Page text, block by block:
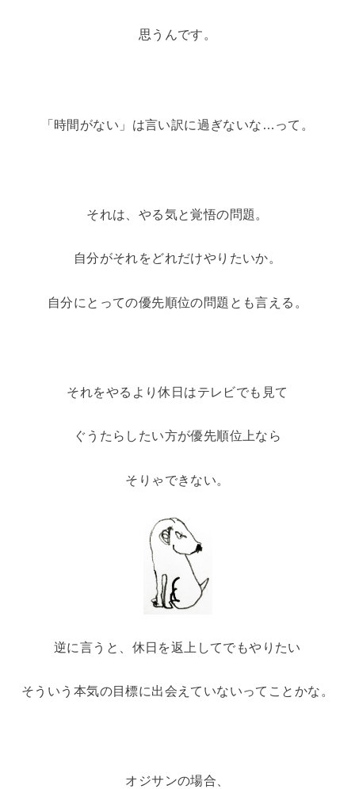
思うんです。
「時間がない」は言い訳に過ぎないな…って。
それは、やる気と覚悟の問題。
自分がそれをどれだけやりたいか。
自分にとっての優先順位の問題とも言える。
それをやるより休日はテレビでも見て
ぐうたらしたい方が優先順位上なら
そりゃできない。
逆に言うと、休日を返上してでもやりたい
そういう 本気の目標に出会えていないってことかな。
オジサンの場合、